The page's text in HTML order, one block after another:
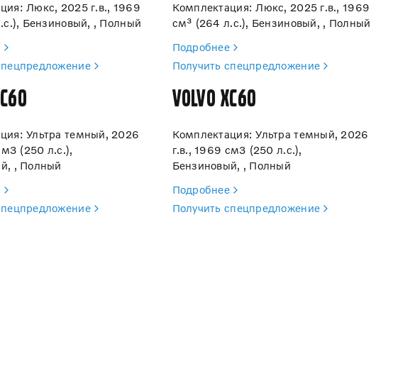
Люкс, 2025 г.в., 1969
Бензиновый, , Полный
Комплектация: Люкс, 2025 г.в., 1969
см³ (264 л.с.), Бензиновый, , Полный
Подробнее
Получить спецпредложение
Ультра темный, 2026
(250 л.с.),
, Полный
Volvo XC60
Комплектация: Ультра темный, 2026
г.в., 1969 см3 (250 л.с.),
Бензиновый, , Полный
Подробнее
Получить спецпредложение